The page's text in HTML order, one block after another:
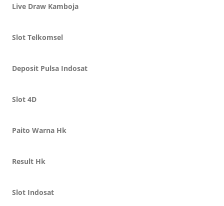
Live Draw Kamboja
Slot Telkomsel
Deposit Pulsa Indosat
Slot 4D
Paito Warna Hk
Result Hk
Slot Indosat